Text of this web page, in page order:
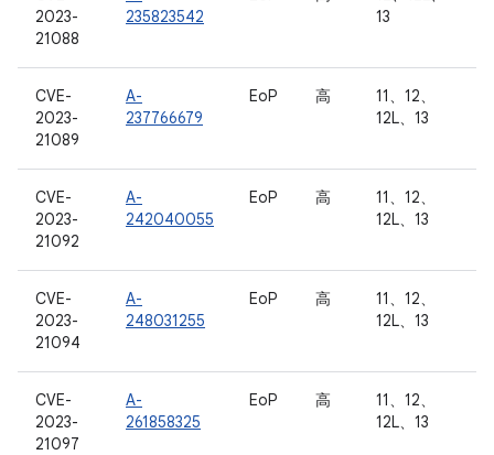
2023-
21088
235823542
13
CVE-
2023-
21089
A-
237766679
EoP 高
11、12、
12L、13
CVE-
2023-
21092
A-
242040055
EoP 高
11、12、
12L、13
CVE-
2023-
21094
A-
248031255
EoP 高
11、12、
12L、13
CVE-
2023-
21097
A-
261858325
EoP 高
11、12、
12L、13